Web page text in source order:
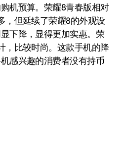
机预算。荣耀8青春版相对
，但延续了荣耀8的外观设
下降，显得更加实惠。荣
，比较时尚。这款手机的降
感兴趣的消费者没有持币